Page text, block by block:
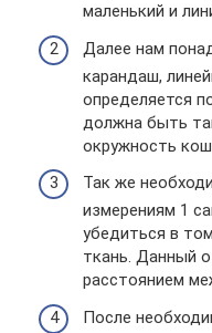
маленький и
Далее нам
карандаш,
определяется
должна быть
окружность
Так же
измерениям 1
убедиться в
ткань. Данный
расстоянием
После